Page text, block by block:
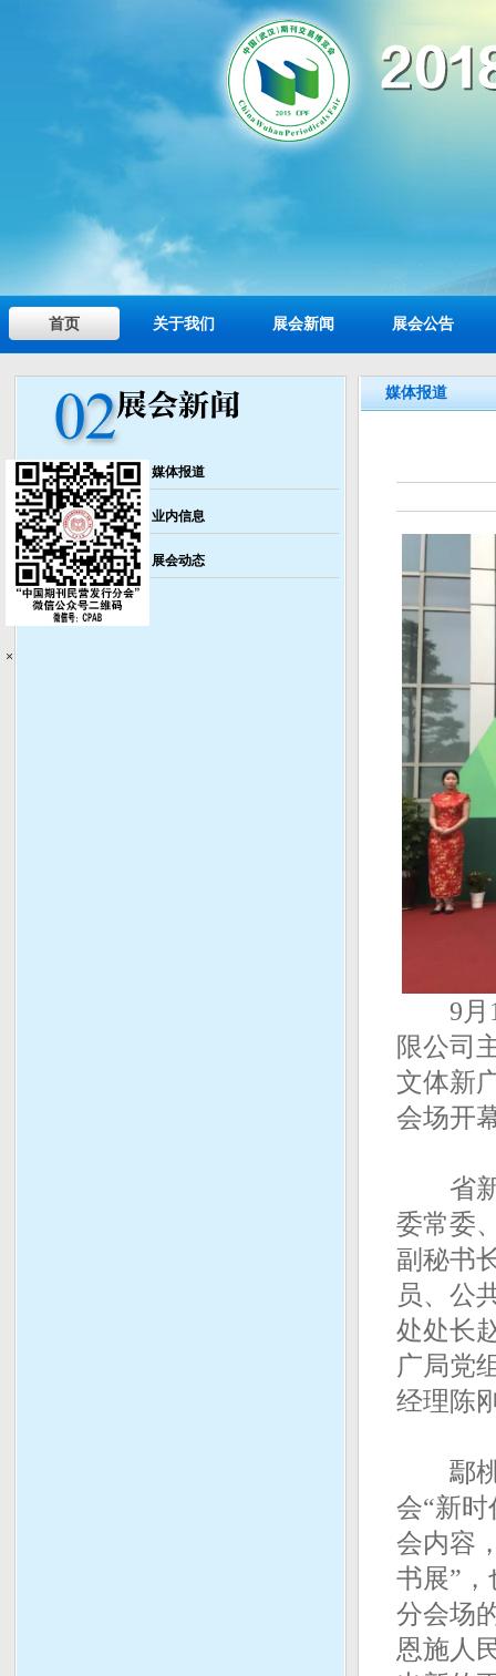
×
首页 关于我们 展会新闻 展会公告
媒体报道
业内信息
展会动态
媒体报道
9月15
限公司
文体新
会场开
省新
委常委
副秘书
员、公
处处长
广局党
经理陈
鄢桃
会“新
会内容
书展”
分会场
恩施人